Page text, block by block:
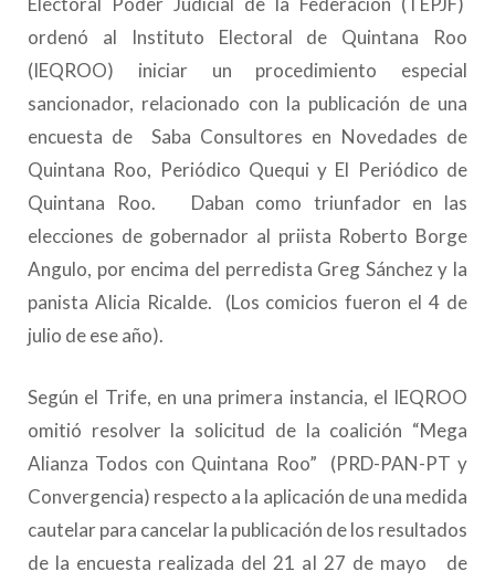
ordenó al Instituto Electoral de Quintana Roo
(IEQROO) iniciar un procedimiento especial
sancionador, relacionado con la publicación de una
encuesta de Saba Consultores en Novedades de
Quintana Roo, Periódico Quequi y El Periódico de
Quintana Roo. Daban como triunfador en las
elecciones de gobernador al priista Roberto Borge
Angulo, por encima del perredista Greg Sánchez y la
panista Alicia Ricalde. (Los comicios fueron el 4 de
julio de ese año).
Según el Trife, en una primera instancia, el IEQROO
omitió resolver la solicitud de la coalición “Mega
Alianza Todos con Quintana Roo” (PRD-PAN-PT y
Convergencia) respecto a la aplicación de una medida
cautelar para cancelar la publicación de los resultados
de la encuesta realizada del 21 al 27 de mayo de